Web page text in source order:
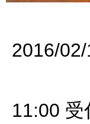
2016/02/
11:00 受